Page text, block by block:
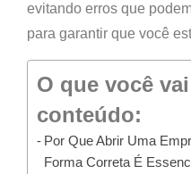
evitando erros que
para garantir que você
O que você
conteúdo:
Por Que Abrir Uma
Forma Correta É